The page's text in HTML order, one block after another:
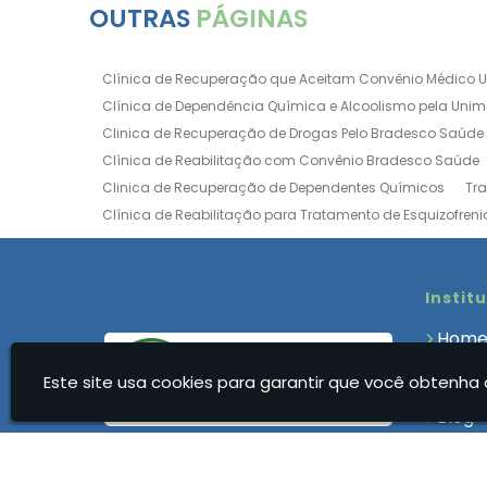
OUTRAS PÁGINAS
Clínica de Recuperação que Aceitam Convênio Médico
Clínica de Dependência Química e Alcoolismo pela
Clinica de Recuperação de Drogas Pelo Bradesco Saúde
Clínica de Reabilitação com Convênio Bradesco Saúde
Clinica de Recuperação de Dependentes Químicos
Clínica de Reabilitação para Tratamento de
Clínica para Dependência Química e Alcoolismo
Clínica de
Clínica de Recuperação para Drogados
Clínica de
Clinica
Clínica para Dependentes Químicos Feminina
Clinica
Blog
Este site usa cookies para garantir que você obtenha